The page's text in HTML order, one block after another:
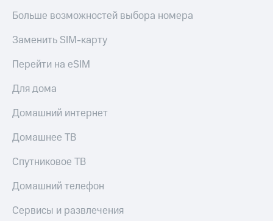
Инвестиции
Получайте
онлайн
Покупка
полисов
онлайн
Скидка 30%
на связь
С картой
Деньги
Накопления
Скидка
30%
на связь
Тарифы
РИИЛ
и МТС Супер
дешевле
при оплате
с карты
МТС Деньги
Обзоры
до 40%
Больше возможностей выбора номера
Заменить SIM-карту
Перейти на eSIM
Для дома
Домашний интернет
Домашнее ТВ
Спутниковое ТВ
Домашний телефон
Сервисы и развлечения